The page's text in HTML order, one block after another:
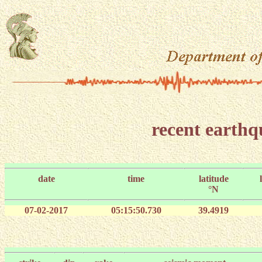
recent
date time latitude
°N
07-02-2017 05:15:50.730 39.4919